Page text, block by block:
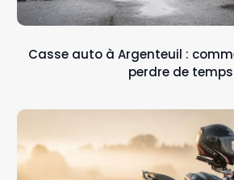
Casse auto à Argenteuil :
perdre de temps